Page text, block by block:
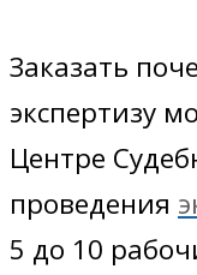
Заказать
экспертизу
Центре
проведения
5 до 10